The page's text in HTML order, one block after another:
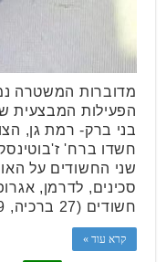
מדוברות המשטרה
הפעילות המבצעית
בני ברק- רמת גן,
חשדו ברח'
שני החשודים על
סכינים, לדרמן,
חשודים (27 ברכיה, 29 אשקלון) נעצרו …
קרא עוד »